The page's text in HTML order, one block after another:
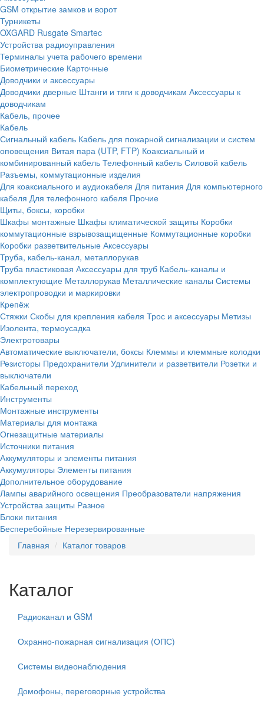
GSM открытие замков и ворот
Турникеты
OXGARD Rusgate Smartec
Устройства радиоуправления
Терминалы учета рабочего времени
Биометрические Карточные
Доводчики и аксессуары
Доводчики дверные Штанги и тяги к доводчикам Аксессуары к
доводчикам
Кабель, прочее
Кабель
Сигнальный кабель Кабель для пожарной сигнализации и систем
оповещения Витая пара (UTP, FTP) Коаксиальный и
комбинированный кабель Телефонный кабель Силовой кабель
Разъемы, коммутационные изделия
Для коаксиального и аудиокабеля Для питания Для компьютерного
кабеля Для телефонного кабеля Прочие
Щиты, боксы, коробки
Шкафы монтажные Шкафы климатической защиты Коробки
коммутационные взрывозащищенные Коммутационные коробки
Коробки разветвительные Аксессуары
Труба, кабель-канал, металлорукав
Труба пластиковая Аксессуары для труб Кабель-каналы и
комплектующие Металлорукав Металлические каналы Системы
электропроводки и маркировки
Крепёж
Стяжки Скобы для крепления кабеля Трос и аксессуары Метизы
Изолента, термоусадка
Электротовары
Автоматические выключатели, боксы Клеммы и клеммные колодки
Резисторы Предохранители Удлинители и разветвители Розетки и
выключатели
Кабельный переход
Инструменты
Монтажные инструменты
Материалы для монтажа
Огнезащитные материалы
Источники питания
Аккумуляторы и элементы питания
Аккумуляторы Элементы питания
Дополнительное оборудование
Лампы аварийного освещения Преобразователи напряжения
Устройства защиты Разное
Блоки питания
Бесперебойные Нерезервированные
Главная
Каталог товаров
Каталог
Радиоканал и GSM
Охранно-пожарная сигнализация (ОПС)
Системы видеонаблюдения
Домофоны, переговорные устройства